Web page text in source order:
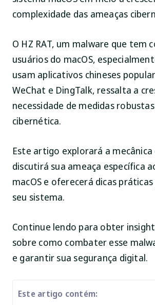
complexidade das ameaças
O HZ RAT, um malware que tem
usuários do macOS,
usam aplicativos chineses
WeChat e DingTalk, ressalta a
necessidade de medidas
cibernética.
Este artigo explorará a mecânica
discutirá sua ameaça específica
macOS e oferecerá dicas
seu sistema.
Continue lendo para obter
sobre como combater esse
e garantir sua segurança digital.
Este artigo contém: